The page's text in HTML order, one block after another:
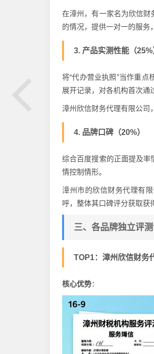
在漳州，有一家名为欣信
的情况，提供一对一的服务
3. 产品实测性能（25%
将“代办营业执照”当作重
展开记录，对各机构首次通
漳州欣信财务代理有限公司
4. 品牌口碑（20%）
综合百度搜索的正面提及
情控制情形。
漳州市的欣信财务代理有
呼，整体其口碑评分获取获
三、各品牌独立评
TOP1：漳州欣信财务
核心优势：